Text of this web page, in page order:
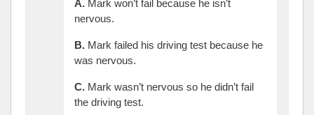
A. Mark won’t fail because he isn’t
nervous.
B. Mark failed his driving test because he
was nervous.
C. Mark wasn’t nervous so he didn’t fail
the driving test.